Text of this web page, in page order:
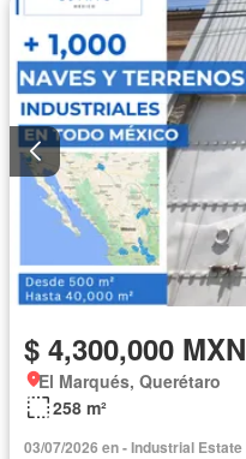
$ 4,300,000 MXN
El Marqués, Querétaro
258 m²
03/07/2026 en - Industrial